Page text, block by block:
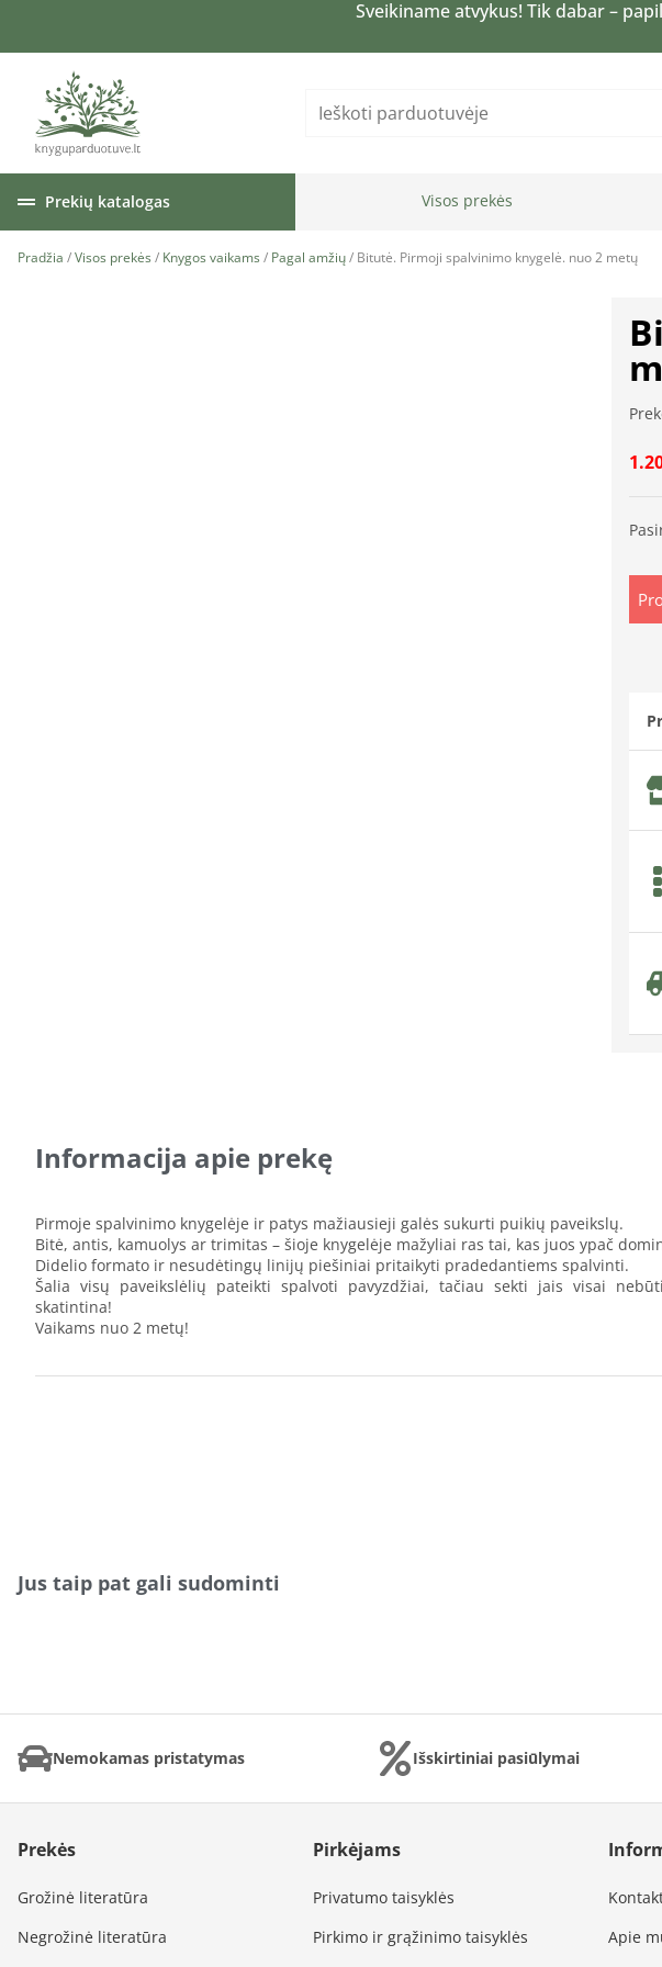
Sveikiname atvykus! Tik dabar –
Prekių katalogas Visos prekės
Pradžia /Visos prekės / Knygos vaikams / Pagal amžių/ Bitutė. Pirmoji spalvinimo knygelė. nuo 2 metų
Informacija apie prekę
Pirmoje spalvinimo knygelėje ir patys mažiausieji galės sukurti puikių paveikslų.
Bitė, antis, kamuolys ar trimitas – šioje knygelėje mažyliai ras tai, kas juos ypač
Didelio formato ir nesudėtingų linijų piešiniai pritaikyti pradedantiems spalvinti.
Šalia visų paveikslėlių pateikti spalvoti pavyzdžiai, tačiau sekti jais visai
skatintina!
Vaikams nuo 2 metų!
Jus taip pat gali sudominti
Nemokamas pristatymas Išskirtiniai pasiūlymai
Prekės
Grožinė literatūra
Negrožinė literatūra
Pirkėjams
Privatumo taisyklės
Pirkimo ir grąžinimo taisyklės
Apie